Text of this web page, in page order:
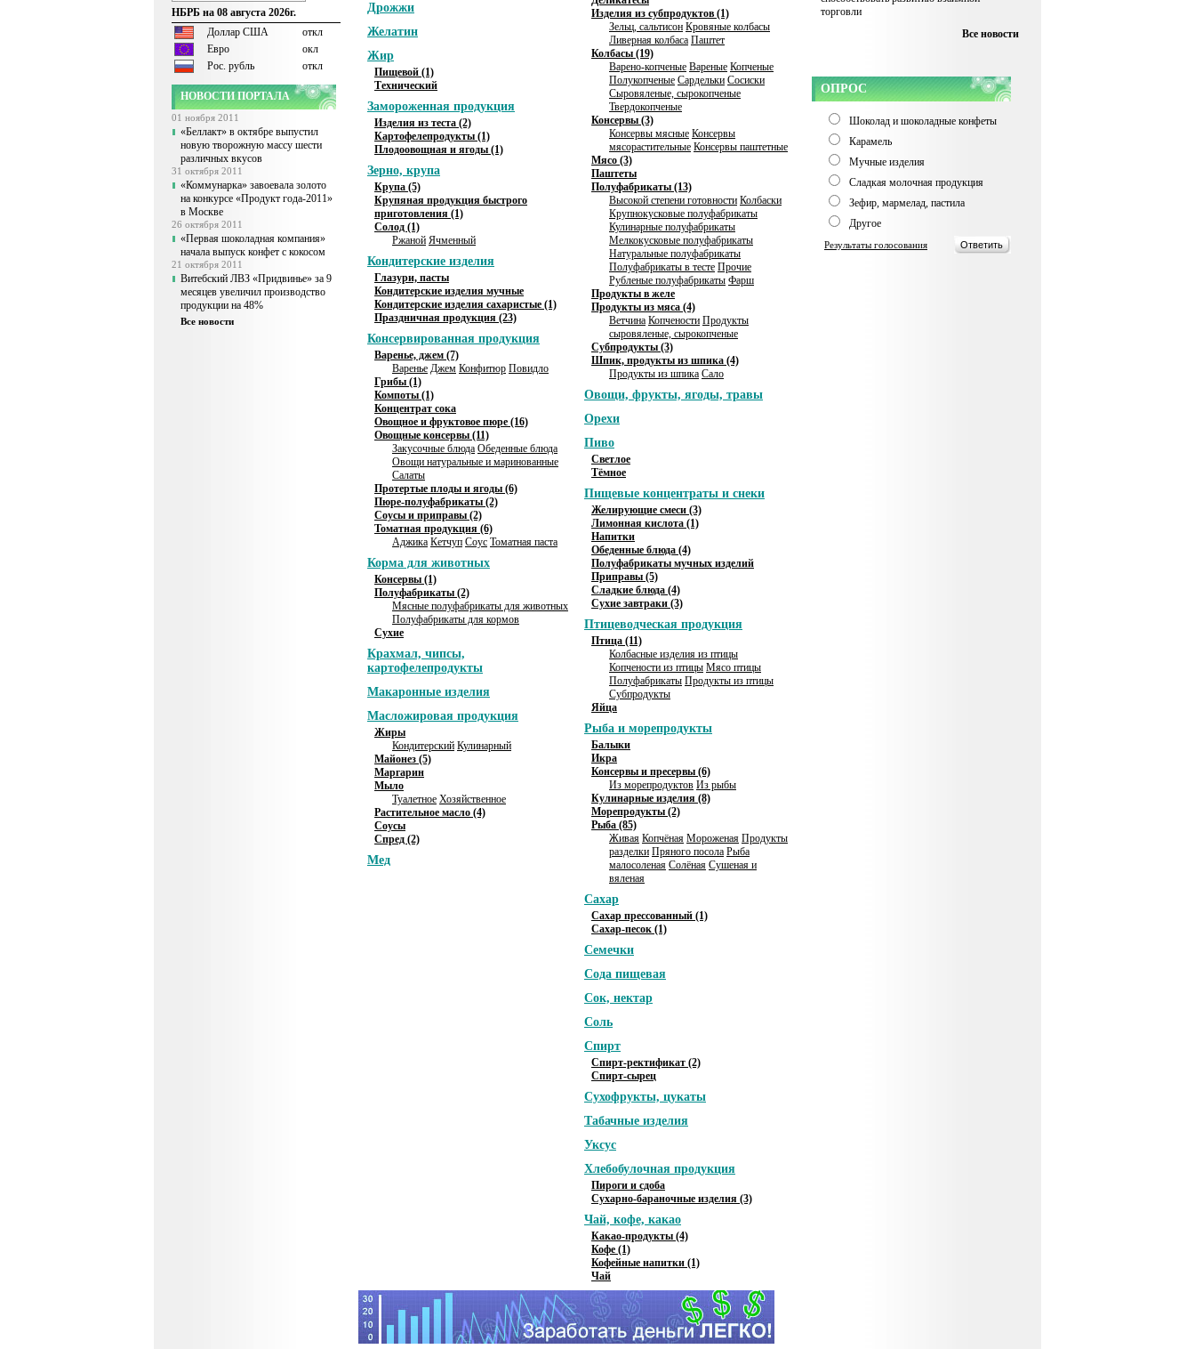
НБРБ на 08 августа 2026г.
Доллар США
откл
Евро
окл
Рос. рубль
откл
НОВОСТИ ПОРТАЛА
01 ноября 2011
«Беллакт» в октябре выпустил
новую творожную массу шести
различных вкусов
31 октября 2011
«Коммунарка» завоевала золото
на конкурсе «Продукт года-2011»
в Москве
26 октября 2011
«Первая шоколадная компания»
начала выпуск конфет с кокосом
21 октября 2011
Витебский ЛВЗ «Придвинье» за 9
месяцев увеличил производство
продукции на 48%
Все новости
Дрожжи
Желатин
Жир
Пищевой (1)
Технический
Замороженная продукция
Изделия из теста (2)
Картофелепродукты (1)
Плодоовощная и ягоды (1)
Зерно, крупа
Крупа (5)
Крупяная продукция быстрого
приготовления (1)
Солод (1)
Ржаной Ячменный
Кондитерские изделия
Глазури, пасты
Кондитерские изделия мучные
Кондитерские изделия сахаристые (1)
Праздничная продукция (23)
Консервированная продукция
Варенье, джем (7)
Варенье Джем Конфитюр Повидло
Грибы (1)
Компоты (1)
Концентрат сока
Овощное и фруктовое пюре (16)
Овощные консервы (11)
Закусочные блюда Обеденные блюда
Овощи натуральные и маринованные
Салаты
Протертые плоды и ягоды (6)
Пюре-полуфабрикаты (2)
Соусы и приправы (2)
Томатная продукция (6)
Аджика Кетчуп Соус Томатная паста
Корма для животных
Консервы (1)
Полуфабрикаты (2)
Мясные полуфабрикаты для животных
Полуфабрикаты для кормов
Сухие
Крахмал, чипсы,
картофелепродукты
Макаронные изделия
Масложировая продукция
Жиры
Кондитерский Кулинарный
Майонез (5)
Маргарин
Мыло
Туалетное Хозяйственное
Растительное масло (4)
Соусы
Спред (2)
Мед
Изделия из субпродуктов (1)
Зельц, сальтисон Кровяные колбасы
Ливерная колбаса Паштет
Колбасы (19)
Варено-копченые Вареные Копченые
Полукопченые Сардельки Сосиски
Сыровяленые, сырокопченые
Твердокопченые
Консервы (3)
Консервы мясные Консервы
мясорастительные Консервы паштетные
Мясо (3)
Паштеты
Полуфабрикаты (13)
Высокой степени готовности Колбаски
Крупнокусковые полуфабрикаты
Кулинарные полуфабрикаты
Мелкокусковые полуфабрикаты
Натуральные полуфабрикаты
Полуфабрикаты в тесте Прочие
Рубленые полуфабрикаты Фарш
Продукты в желе
Продукты из мяса (4)
Ветчина Копчености Продукты
сыровяленые, сырокопченые
Субпродукты (3)
Шпик, продукты из шпика (4)
Продукты из шпика Сало
Овощи, фрукты, ягоды, травы
Орехи
Пиво
Светлое
Тёмное
Пищевые концентраты и снеки
Желирующие смеси (3)
Лимонная кислота (1)
Напитки
Обеденные блюда (4)
Полуфабрикаты мучных изделий
Приправы (5)
Сладкие блюда (4)
Сухие завтраки (3)
Птицеводческая продукция
Птица (11)
Колбасные изделия из птицы
Копчености из птицы Мясо птицы
Полуфабрикаты Продукты из птицы
Субпродукты
Яйца
Рыба и морепродукты
Балыки
Икра
Консервы и пресервы (6)
Из морепродуктов Из рыбы
Кулинарные изделия (8)
Морепродукты (2)
Рыба (85)
Живая Копчёная Мороженая Продукты
разделки Пряного посола Рыба
малосоленая Солёная Сушеная и
вяленая
Сахар
Сахар прессованный (1)
Сахар-песок (1)
Семечки
Сода пищевая
Сок, нектар
Соль
Спирт
Спирт-ректификат (2)
Спирт-сырец
Сухофрукты, цукаты
Табачные изделия
Уксус
Хлебобулочная продукция
Пироги и сдоба
Сухарно-бараночные изделия (3)
Чай, кофе, какао
Какао-продукты (4)
Кофе (1)
Кофейные напитки (1)
Чай
торговли
Все новости
ОПРОС
Шоколад и шоколадные конфеты
Карамель
Мучные изделия
Сладкая молочная продукция
Зефир, мармелад, пастила
Другое
Результаты голосования